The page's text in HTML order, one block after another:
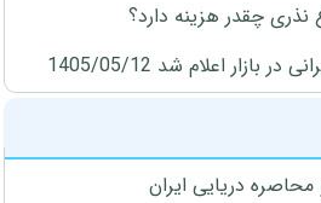
چقدر هزینه دارد؟
اعلام شد 1405/05/12
دریایی ایران